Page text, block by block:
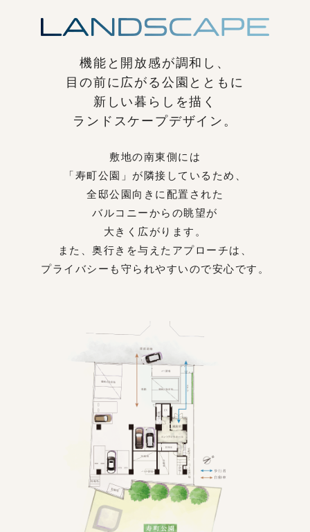
機能と開放感が調和し、
目の前に広がる公園とともに
新しい暮らしを描く
ランドスケープデザイン。
敷地の南東側には
「寿町公園」が隣接しているため、
全邸公園向きに配置された
バルコニーからの眺望が
大きく広がります。
また、奥行きを与えたアプローチは、
プライバシーも守られやすいので安心です。